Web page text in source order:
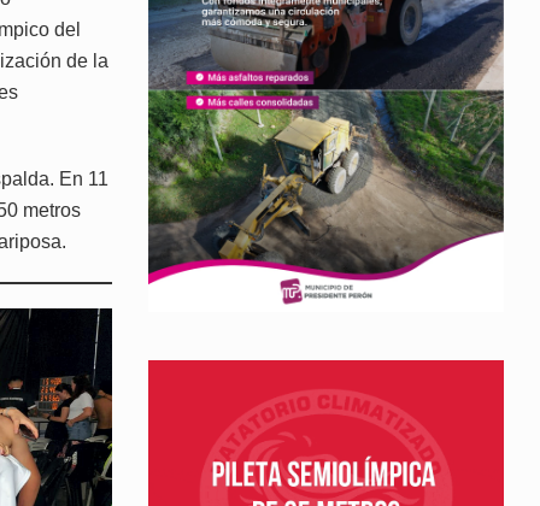
del
de la
En 11
metros